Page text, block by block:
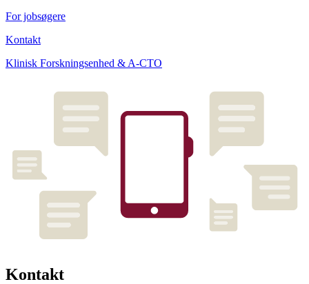
For jobsøgere
Kontakt
Klinisk Forskningsenhed & A-CTO
Kontakt